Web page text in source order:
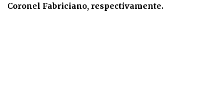
Coronel Fabriciano, respectivamente.